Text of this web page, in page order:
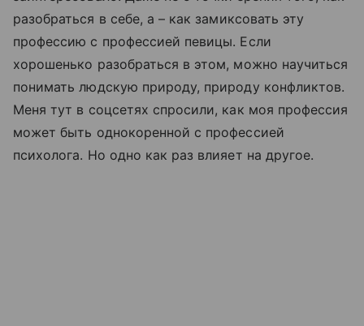
разобраться в себе, а– как замиксовать эту
профессию с профессией певицы. Если
хорошенько разобраться в этом, можно научиться
понимать людскую природу, природу конфликтов.
Меня тут в соцсетях спросили, как моя профессия
может быть однокоренной с профессией
психолога. Но одно как раз влияет на другое.